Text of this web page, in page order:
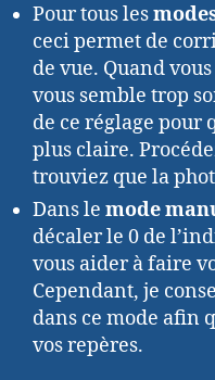
Pour tous les
ceci permet de
de vue. Quand
vous semble trop
de ce réglage pour
plus claire.
trouviez que la
Dans le mode
décaler le 0 de
vous aider à faire
Cependant, je
dans ce mode afin
vos repères.